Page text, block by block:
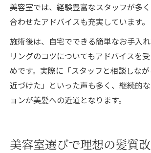
美容室では、経験豊富なスタッフが多
合わせたアドバイスも充実しています。
施術後は、自宅でできる簡単なお手入
リングのコツについてもアドバイスを
めです。実際に「スタッフと相談しな
近づけた」といった声も多く、継続的
ョンが美髪への近道となります。
美容室選びで理想の髪質